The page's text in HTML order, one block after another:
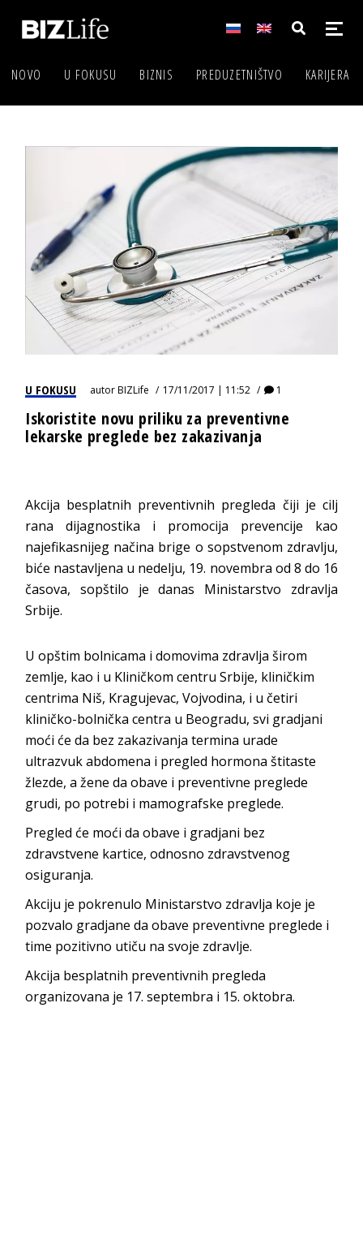
NOVO U FOKUSU BIZNIS PREDUZETNIŠTVO KARIJERA
U FOKUSU autorBIZLife 17/11/2017 | 11:52 1
Iskoristite novu priliku za preventivne
lekarske preglede bez zakazivanja
Akcija besplatnih preventivnih pregleda čiji je cilj
rana dijagnostika i promocija prevencije kao
najefikasnijeg načina brige o sopstvenom zdravlju,
biće nastavljena u nedelju, 19. novembra od 8 do 16
časova, sopštilo je danas Ministarstvo zdravlja
Srbije.
U opštim bolnicama i domovima zdravlja širom
zemlje, kao i u Kliničkom centru Srbije, kliničkim
centrima Niš, Kragujevac, Vojvodina, i u četiri
kliničko-bolnička centra u Beogradu, svi gradjani
moći će da bez zakazivanja termina urade
ultrazvuk abdomena i pregled hormona štitaste
žlezde, a žene da obave i preventivne preglede
grudi, po potrebi i mamografske preglede.
Pregled će moći da obave i gradjani bez
zdravstvene kartice, odnosno zdravstvenog
osiguranja.
Akciju je pokrenulo Ministarstvo zdravlja koje je
pozvalo gradjane da obave preventivne preglede i
time pozitivno utiču na svoje zdravlje.
Akcija besplatnih preventivnih pregleda
organizovana je 17. septembra i 15. oktobra.